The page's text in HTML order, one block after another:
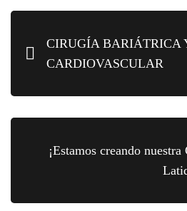
CIRUGÍA BARIÁTRICA
CARDIOVASCULAR
¡Estamos creando